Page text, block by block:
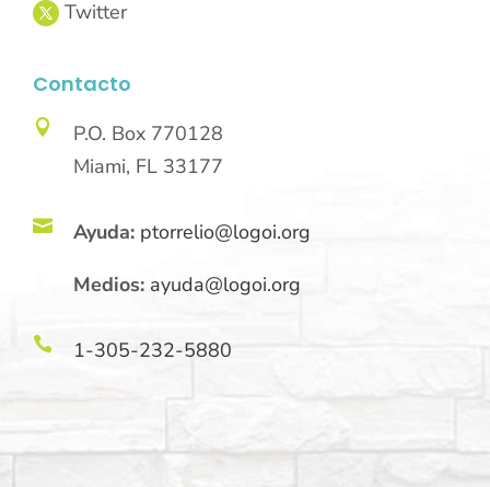
Contacto

P.O. Box 770128
Miami, FL 33177
 Ayuda: ptorrelio@logoi.org
Medios: ayuda@logoi.org
 1-305-232-5880